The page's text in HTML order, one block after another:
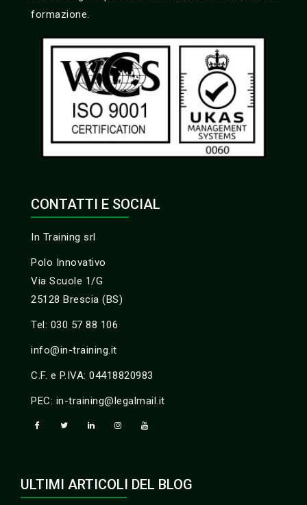
formazione.
CONTATTI E SOCIAL
In Training srl
Polo Innovativo
Via Scuole 1/G
25128 Brescia (BS)
Tel: 030 57 88 106
info@in-training.it
C.F. e P.IVA: 04418820983
PEC: in-training@legalmail.it
ULTIMI ARTICOLI DEL BLOG